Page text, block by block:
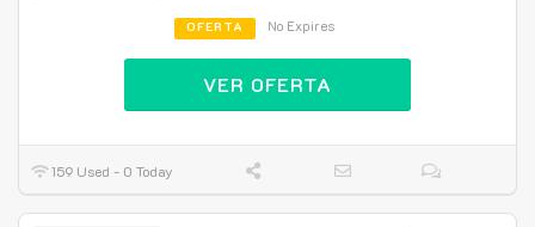
OFERTA No Expires
VER OFERTA
159 Used - 0 Today